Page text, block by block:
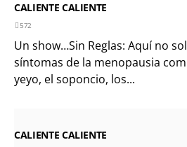
CALIENTE CALIENTE
572
Un show…Sin Reglas: Aquí no
síntomas de la menopausia
yeyo, el soponcio, los...
CALIENTE CALIENTE